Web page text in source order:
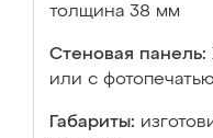
толщина 38 мм
Стеновая панель:
или с фотопечатью
Габариты: